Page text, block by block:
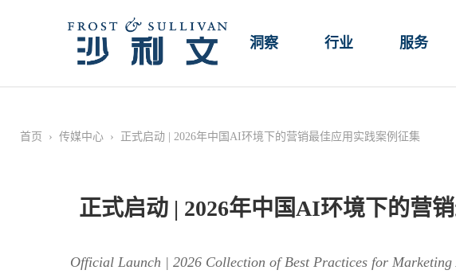
洞察 行业 服务
首页 › 传媒中心 › 正式启动 | 2026年中国AI环境下的营销最佳应用实践案例征集
正式启动 | 2026年中国AI环境下的营
Official Launch | 2026 Collection of Best Practices for